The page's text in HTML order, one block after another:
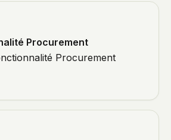
Procurement
Procurement